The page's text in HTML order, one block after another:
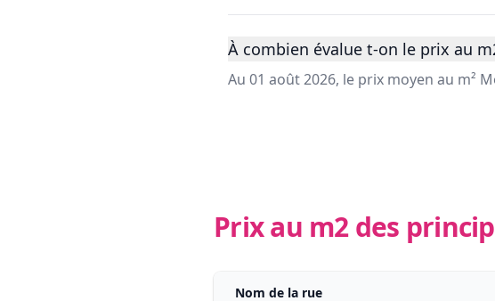
À combien évalue t-on le prix au
Au 01 août 2026, le prix moyen au m²
Prix au m2 des
Nom de la rue